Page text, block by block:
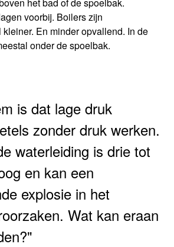
voorbij. Boilers zijn
En minder opvallend. In de
onder de spoelbak.
is dat lage druk
zonder druk werken.
waterleiding is drie tot
en kan een
explosie in het
Wat kan eraan